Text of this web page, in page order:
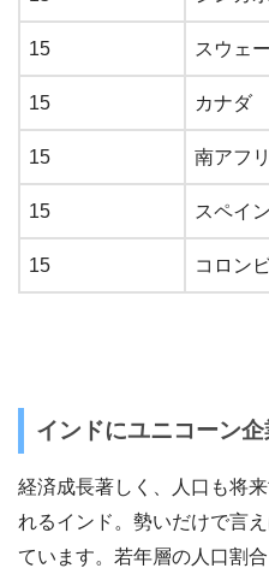
15 スウェ
15 カナダ
15 南アフ
15 スペイン
15 コロン
インドにユニコーン
経済成長著しく、人口も将
れるインド。勢いだけで言
ています。若年層の人口割